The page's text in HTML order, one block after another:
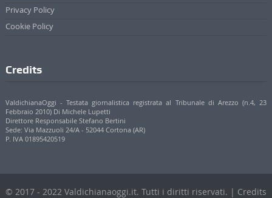
Privacy Policy
Cookie Policy
Credits
ValdichianaOggi - Testata giornalistica registrata al Tribunale di Arezzo (n.4, 23
Febbraio 2010) Di Michele Lupetti
Direttore Responsabile Stefano Bertini
Sede: Via Mazzuoli 24/A - 52044 Cortona (AR)
P. IVA 01895420519
© 2017 - 2022 Valdichianaoggi.it. Tutti i diritti riservati. | Credits